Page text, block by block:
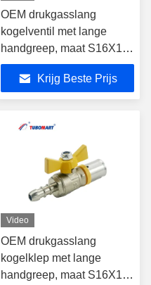
OEM drukgasslang
kogelventil met lange
handgreep, maat S16X10,
geschikt voor PAP-
meerlaagse gasleidingen
Krijg Beste Prijs
Video
OEM drukgasslang
kogelklep met lange
handgreep, maat S16X10,